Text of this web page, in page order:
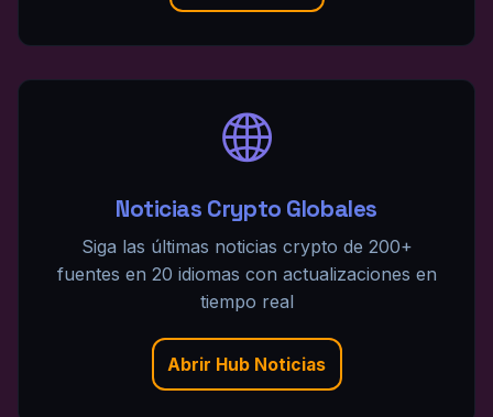
Noticias Crypto Globales
Siga las últimas noticias crypto de 200+
fuentes en 20 idiomas con actualizaciones en
tiempo real
Abrir Hub Noticias